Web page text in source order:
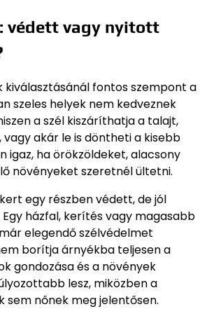
védett vagy nyitott
kiválasztásánál fontos szempont a
szeles helyek nem kedveznek
a szél kiszáríthatja a talajt,
akár le is döntheti a kisebb
igaz, ha örökzöldeket, alacsony
növényeket szeretnél ültetni.
egy részben védett, de jól
házfal, kerítés vagy magasabb
elegendő szélvédelmet
borítja árnyékba teljesen a
gondozása és a növények
lesz, miközben a
nőnek meg jelentősen.